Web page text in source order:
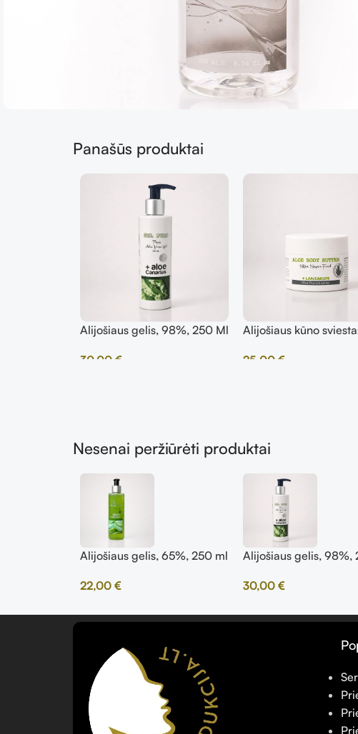
Panašūs produktai
Alijošiaus gelis, 98%, 250 Ml
30,00 €
Alijošiaus kūno
25,00 €
Nesenai peržiūrėti produktai
Alijošiaus gelis, 65%, 250 ml
22,00 €
Alijošiaus gelis, 98%,
30,00 €